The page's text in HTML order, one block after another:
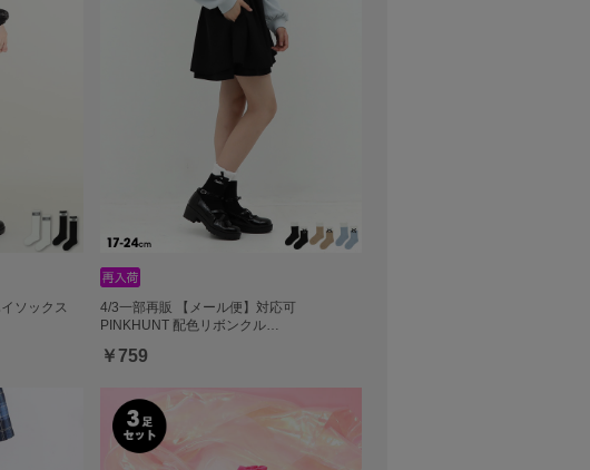
ソックス
4/3一部再販 【メール便】対応可
PINKHUNT 配色リボンクル…
￥759